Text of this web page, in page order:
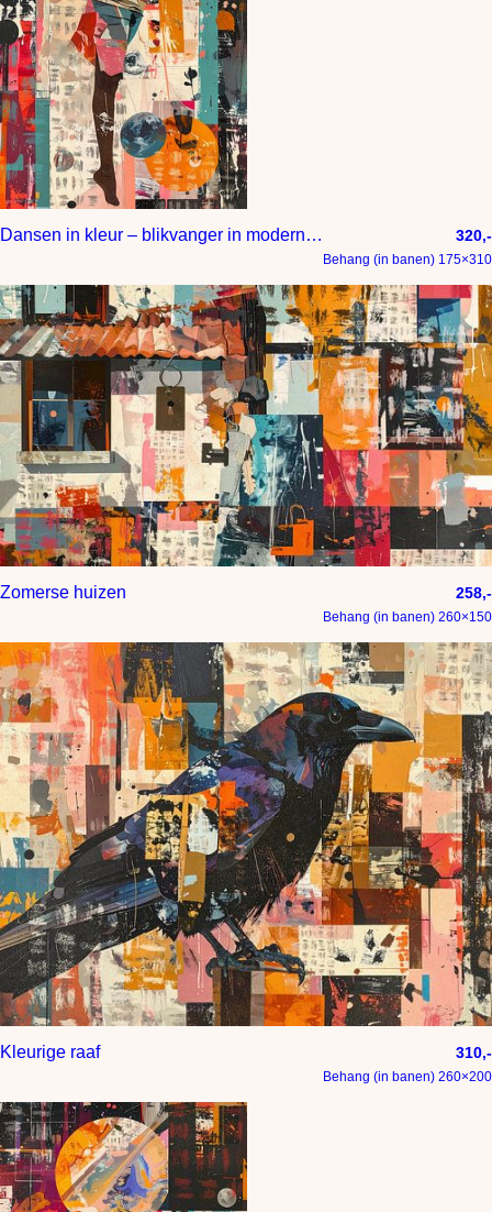
Dansen in kleur – blikvanger in moderne stijl 320,-
Behang (in banen) 175×310
Zomerse huizen 258,-
Behang (in banen) 260×150
Kleurige raaf 310,-
Behang (in banen) 260×200